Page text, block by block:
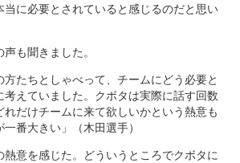
当に必要とされていると感じるのだと思い
も聞きました。
方たちとしゃべって、チームにどう必要と
考えていました。クボタは実際に話す回数
だけチームに来て欲しいかという熱意も
番大きい」（木田選手）
熱意を感じた。どういうところでクボタに